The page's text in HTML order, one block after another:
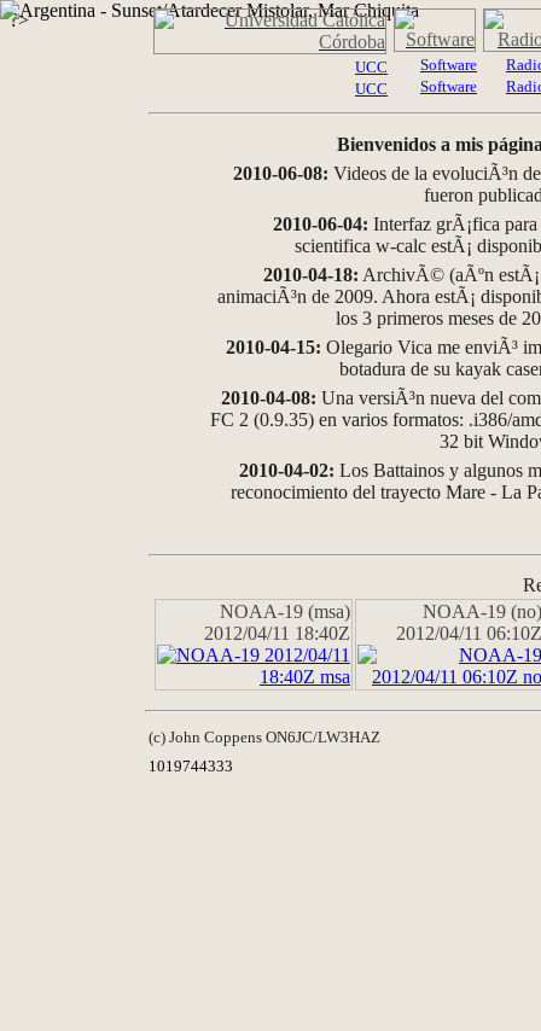
?>
UCC
UCC
Software
Software
Bienvenidos a mis
2010-06-08: Videos de la evoluciÃ³n
fueron
2010-06-04: Interfaz grÃ¡fica
scientifica w-calc estÃ¡
2010-04-18: ArchivÃ© (aÃºn
animaciÃ³n de 2009. Ahora estÃ¡
los 3 primeros meses de
2010-04-15: Olegario Vica me enviÃ³
botadura de su kayak
2010-04-08: Una versiÃ³n nueva del
FC 2 (0.9.35) en varios formatos: .i386/
32 bit
2010-04-02: Los Battainos y algunos
reconocimiento del trayecto Mare - La
NOAA-19 (msa)
2012/04/11 18:40Z
NOAA-19 (no)
2012/04/11 06:10Z
(c) John Coppens ON6JC/LW3HAZ
1019744333